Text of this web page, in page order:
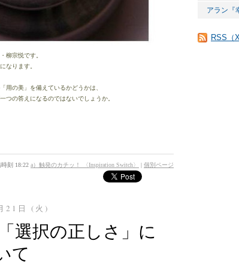
柳宗悦です。
なります。
の美」を備えているかどうかは、
の答えになるのではないでしょうか。
刻 18:22 a）触発のカチッ！ 〈Inspiration Switch〉 | 個別ページ
21日 (火)
選択の正しさ」に
て
アラン『
RSS（